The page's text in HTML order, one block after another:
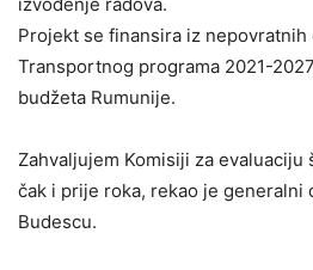
Projekt se finansira iz
Transportnog programa 2021-
budžeta Rumunije.
Zahvaljujem Komisiji za
čak i prije roka, rekao je generalni
Budescu.